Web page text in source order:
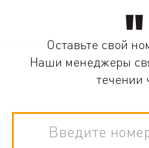
Оставьте свой
Наши менеджеры
течении